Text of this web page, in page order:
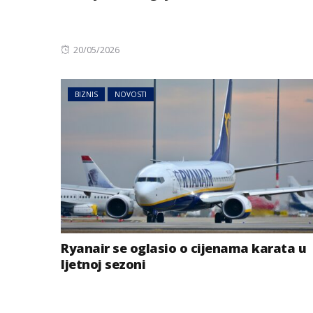
Posted
20/05/2026
BIZNIS NOVOSTI
Ryanair se oglasio o cijenama karata u
ljetnoj sezoni
BIZNIS
Energetski
niskog